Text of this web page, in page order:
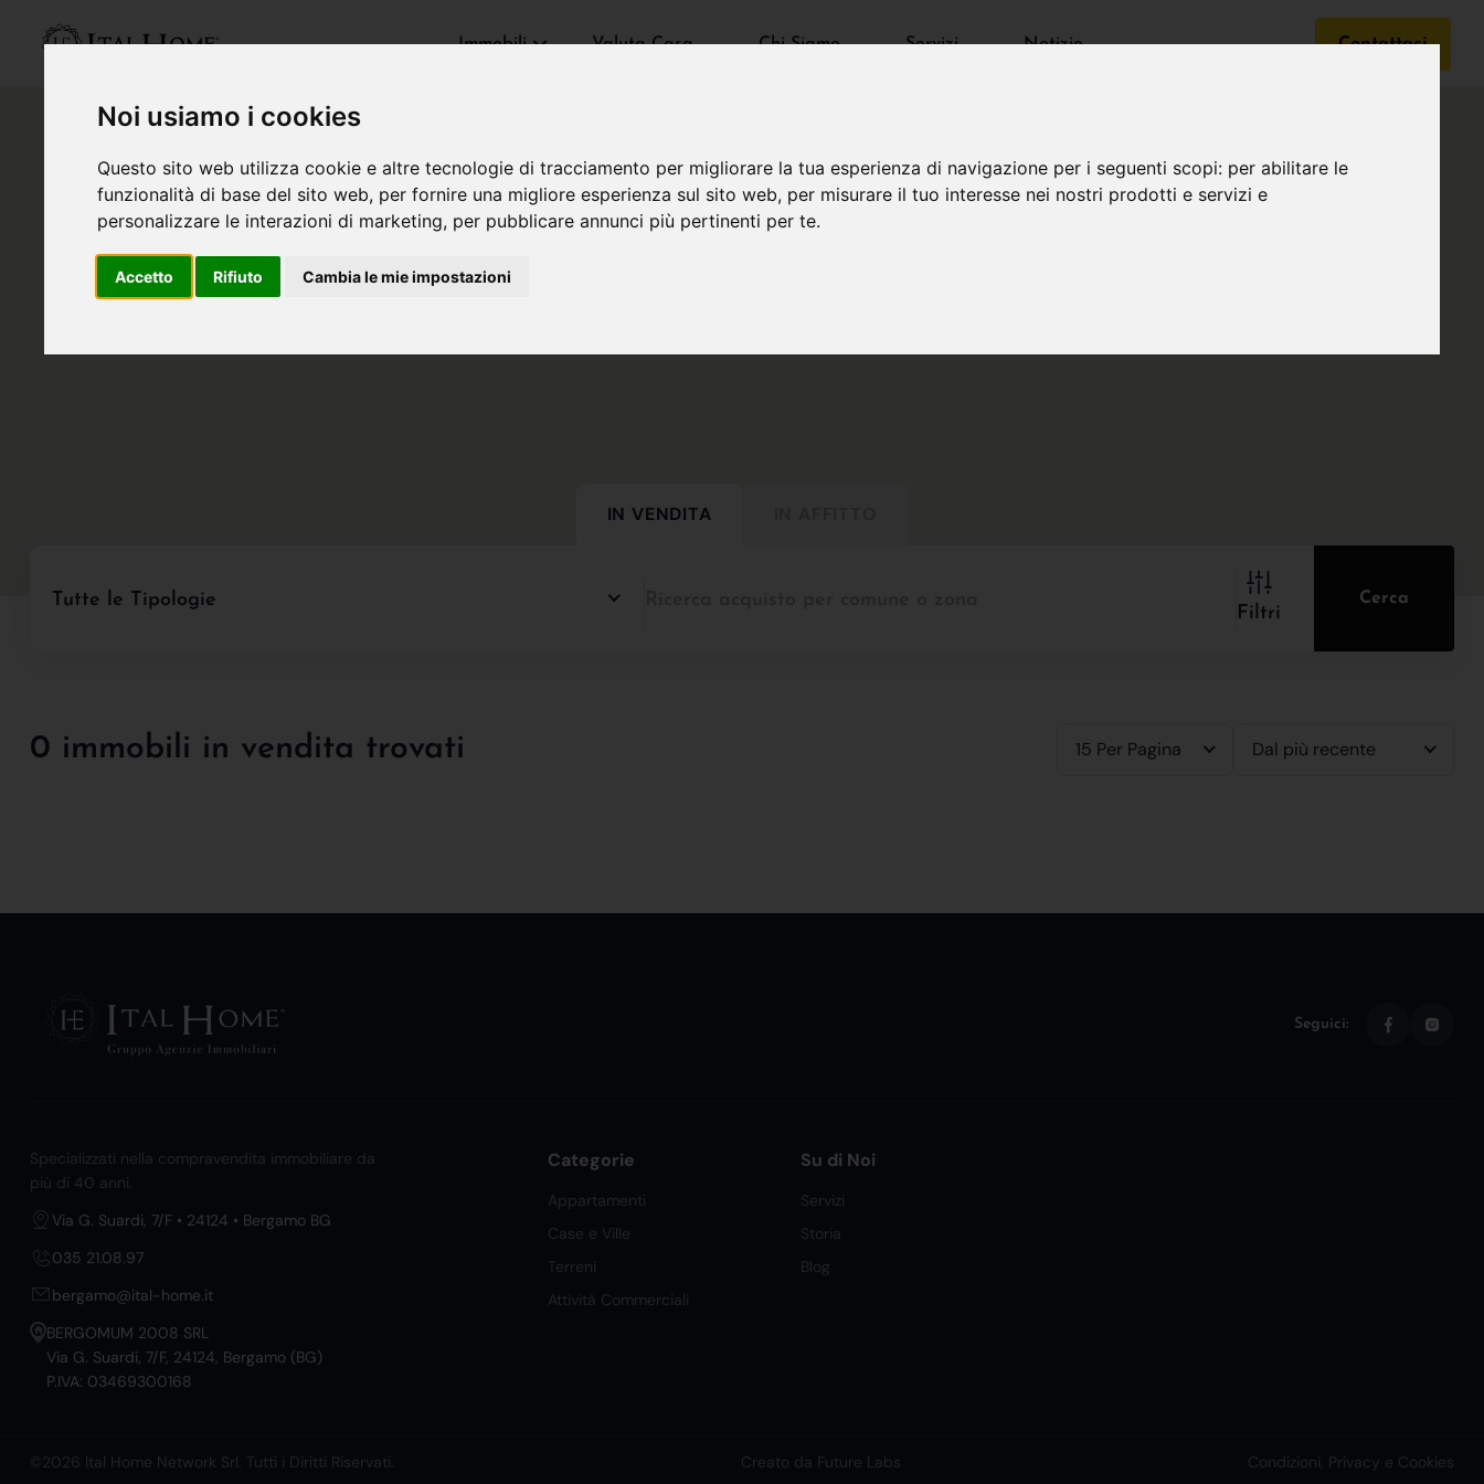
Noi usiamo i cookies
Questo sito web utilizza cookie e altre tecnologie di tracciamento per migliorare la tua esperienza di navigazione per i seguenti scopi: per abilitare le
funzionalità di base del sito web, per fornire una migliore esperienza sul sito web, per misurare il tuo interesse nei nostri prodotti e servizi e
personalizzare le interazioni di marketing, per pubblicare annunci più pertinenti per te.
Accetto Rifiuto Cambia le mie impostazioni
Immobili Valuta Casa Chi Siamo Servizi Notizie Contattaci
IN VENDITA
Tutte le Tipologie
Filtri
Cerca
0 immobili in vendita trovati 15 Per Pagina Dal più recente
Seguici:
Specializzati nella compravendita immobiliare da
più di 40 anni.
Via G. Suardi, 7/F • 24124 • Bergamo BG
035 21.08.97
bergamo@ital-home.it
BERGOMUM 2008 SRL
Via G. Suardi, 7/F, 24124, Bergamo (BG)
P.IVA: 03469300168
Categorie
Appartamenti
Case e Ville
Terreni
Attività Commerciali
Su di Noi
Servizi
Storia
Blog
©2026 Ital Home Network Srl. Tutti i Diritti Riservati. Creato da Future Labs Condizioni, Privacy e Cookies